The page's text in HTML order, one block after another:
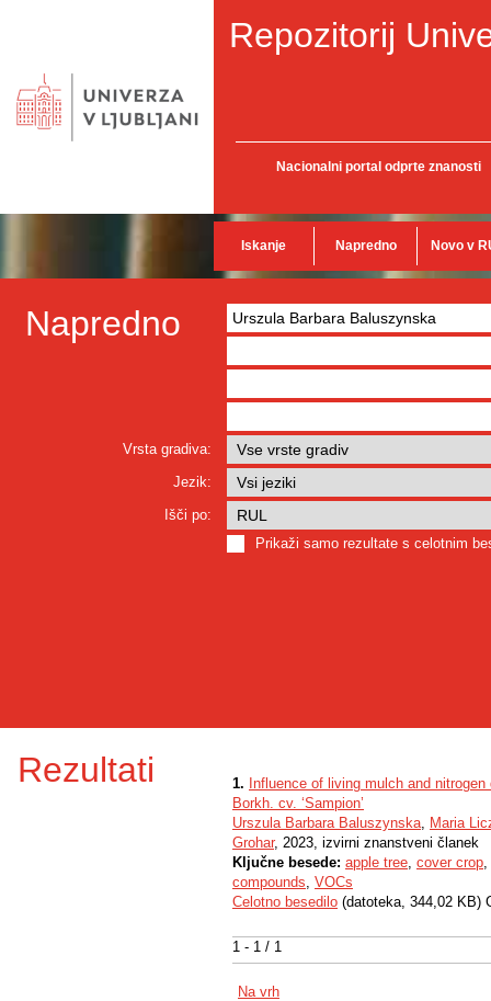
Repozitorij
Nacionalni portal odprte znanosti
Iskanje Napredno Novo v
Napredno
Vrsta gradiva:
Jezik:
Išči po:
Prikaži samo rezultate s celotnim
Rezultati
1 - 1 / 1
1. Influence of living mulch and
Borkh. cv. ‘Sampion’
Urszula Barbara Baluszynska, Maria
Grohar, 2023, izvirni znanstveni članek
Ključne besede: apple tree, cover crop,
compounds, VOCs
Celotno besedilo (datoteka, 344,02 KB)
Na vrh